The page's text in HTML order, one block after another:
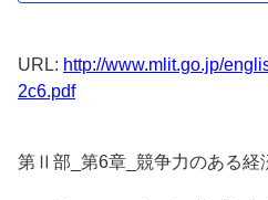
URL: http://www.mlit.go.jp/
2c6.pdf
第Ⅱ部_第6章_競争力のある経